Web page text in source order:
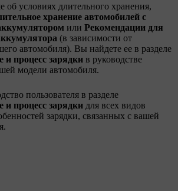
об условиях длительного хранения,
хранение автомобилей с
или Рекомендации для
(в зависимости от
автомобиля). Вы найдете ее в разделе
и процесс зарядки в руководстве
модели автомобиля.
пользователя в разделе
и процесс зарядки для всех видов
зарядки, связанных с вашей